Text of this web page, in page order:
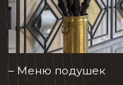
– Меню подушек